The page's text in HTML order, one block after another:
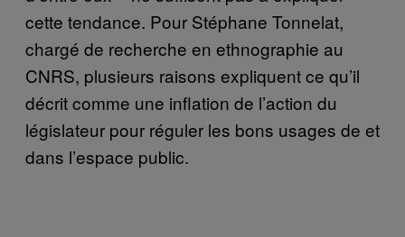
cette tendance. Pour Stéphane Tonnelat,
chargé de recherche en ethnographie au
CNRS, plusieurs raisons expliquent ce qu’il
décrit comme une inflation de l’action du
législateur pour réguler les bons usages de et
dans l’espace public.